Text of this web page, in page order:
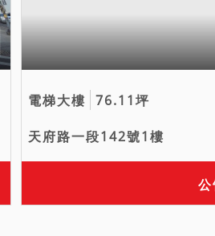
電梯大樓 76.11坪
天府路一段142號1樓